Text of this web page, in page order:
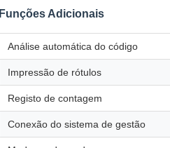
Funções Adicionais
Análise automática do código
Impressão de rótulos
Registo de contagem
Conexão do sistema de gestão